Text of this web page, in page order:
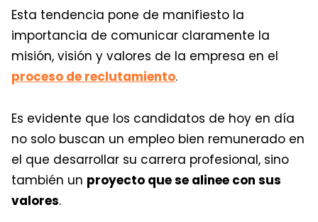
Esta tendencia pone de manifiesto la
importancia de comunicar claramente la
misión, visión y valores de la empresa en el
proceso de reclutamiento.
Es evidente que los candidatos de hoy en día
no solo buscan un empleo bien remunerado en
el que desarrollar su carrera profesional, sino
también un proyecto que se alinee con sus
valores.